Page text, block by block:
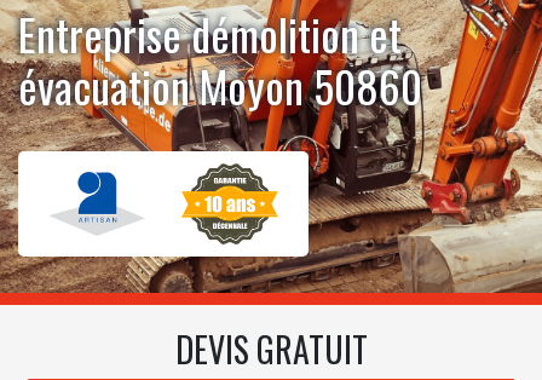
Entreprise démolition et
évacuation Moyon 50860
DEVIS GRATUIT